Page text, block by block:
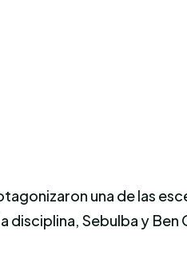
una de las
Sebulba y Ben